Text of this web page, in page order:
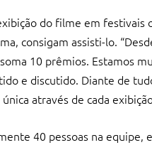
do filme em
consigam assisti-lo.
10 prêmios. Estamos
e discutido. Diante de
através de cada
40 pessoas na